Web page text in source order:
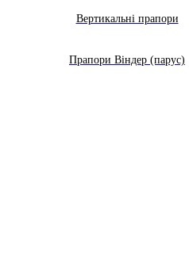
Вертикальні прапори
Прапори Віндер (парус)